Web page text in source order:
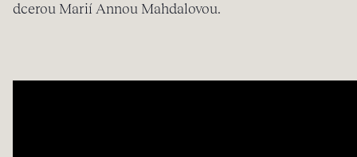
dcerou Marií Annou Mahdalovou.